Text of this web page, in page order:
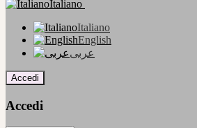
Italiano
Italiano
English
عربى
Accedi
Accedi